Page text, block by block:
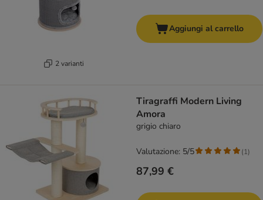
2 varianti
Aggiungi al carrello
Tiragraffi Modern Living
Amora
grigio chiaro
87,99 €
Valutazione: 5/5 (1)